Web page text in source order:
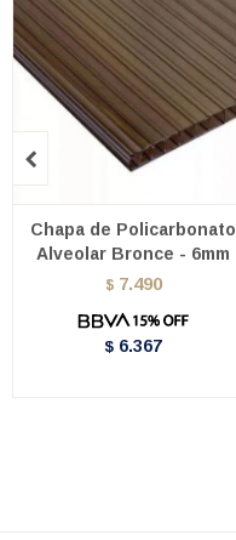
Chapa de Policarbonato
Alveolar Bronce - 6mm
$ 7.490
$ 6.367
